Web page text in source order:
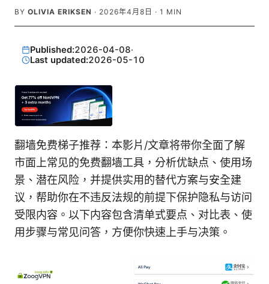
BY OLIVIA ERIKSEN · 2026年4月8日 · 1 MIN
Published:2026-04-08·
Last updated:2026-05-10
翻墙免费梯子推荐：本影片/文章将带你全面了解
市面上常见的免费翻墙工具，分析优缺点、使用场
景、潜在风险，并提供实用的替代方案与安全建
议，帮助你在不违反法规的前提下保护隐私与访问
受限内容。以下内容包含清单式要点、对比表、使
用步骤与常见问答，方便你快速上手与决策。